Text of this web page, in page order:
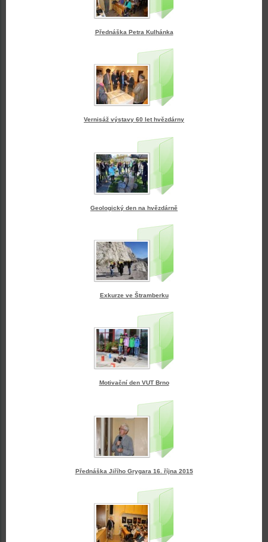
Přednáška Petra Kulhánka
Vernisáž výstavy 60 let hvězdárny
Geologický den na hvězdárně
Exkurze ve Štramberku
Motivační den VUT Brno
Přednáška Jiřího Grygara 16. října 2015